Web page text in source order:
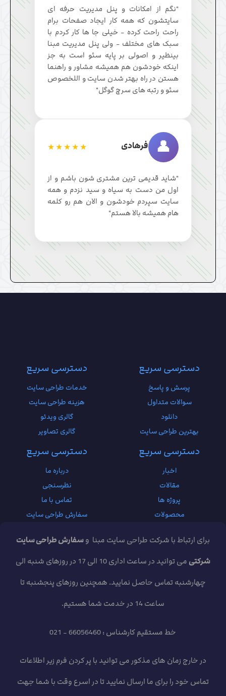
"نگم از امکانات و پنل مدیریت حرفه ای
سایتشون که همه کار ایجاد صفحات برام
راحت راحت کرده - خیلی جا ها کار کردم با
سبک های مختلف - ولی پنل مدیریت مبنا
بینظیر و اصولی بر پایه سئو است به جز
اینکه خودشون هم همیشه مشاور و راهنما
هستن در راه بهتر شدن سایت و اللخصوص
سئو و رتبه های سرچ گوگل"
👤 فرهادی ★★★★★
"شاید قدیمی ترین مشتری شون باشم و از
اول من دست به سیاه و سید نزدم و همه
سایت سپردم خودشون و الان هم رو کلمه
هام همیشه بالا هستم"
دسترسی سریع
پرسش و پاسخ
سوالات متداول
دانلود
بهترین طراحی سایت
دسترسی سریع
خدمات طراحی سایت
هزینه طراحی سایت
گالری ویدئو
گالری تصاویر
دسترسی سریع
اخبار
مقالات
پروژه ها
محصولات
دسترسی سریع
درباره ما
نظرسنجی
تماس با ما
سفارش طراحی سایت
برای ارتباط با شرکت طراحی سایت مبنا وسفارش طراحی سایت
شرکتی
می توانید در ساعت اداری 10 الی 17 در روزهای شنبه الی
چهارشنبه تماس حاصل نمایید. همچنین روزهای پنجشنبه تا
ساعت 14 در خدمت شما هستیم.
خط مستقیم کارشناس : 66056460 - 021
در خارج زمان های مذکور می توانید با پر کردن فرم زیر اطلاعات
تماس خود را برای ما ارسال نمایید تا در اسرع وقت با شما جهت